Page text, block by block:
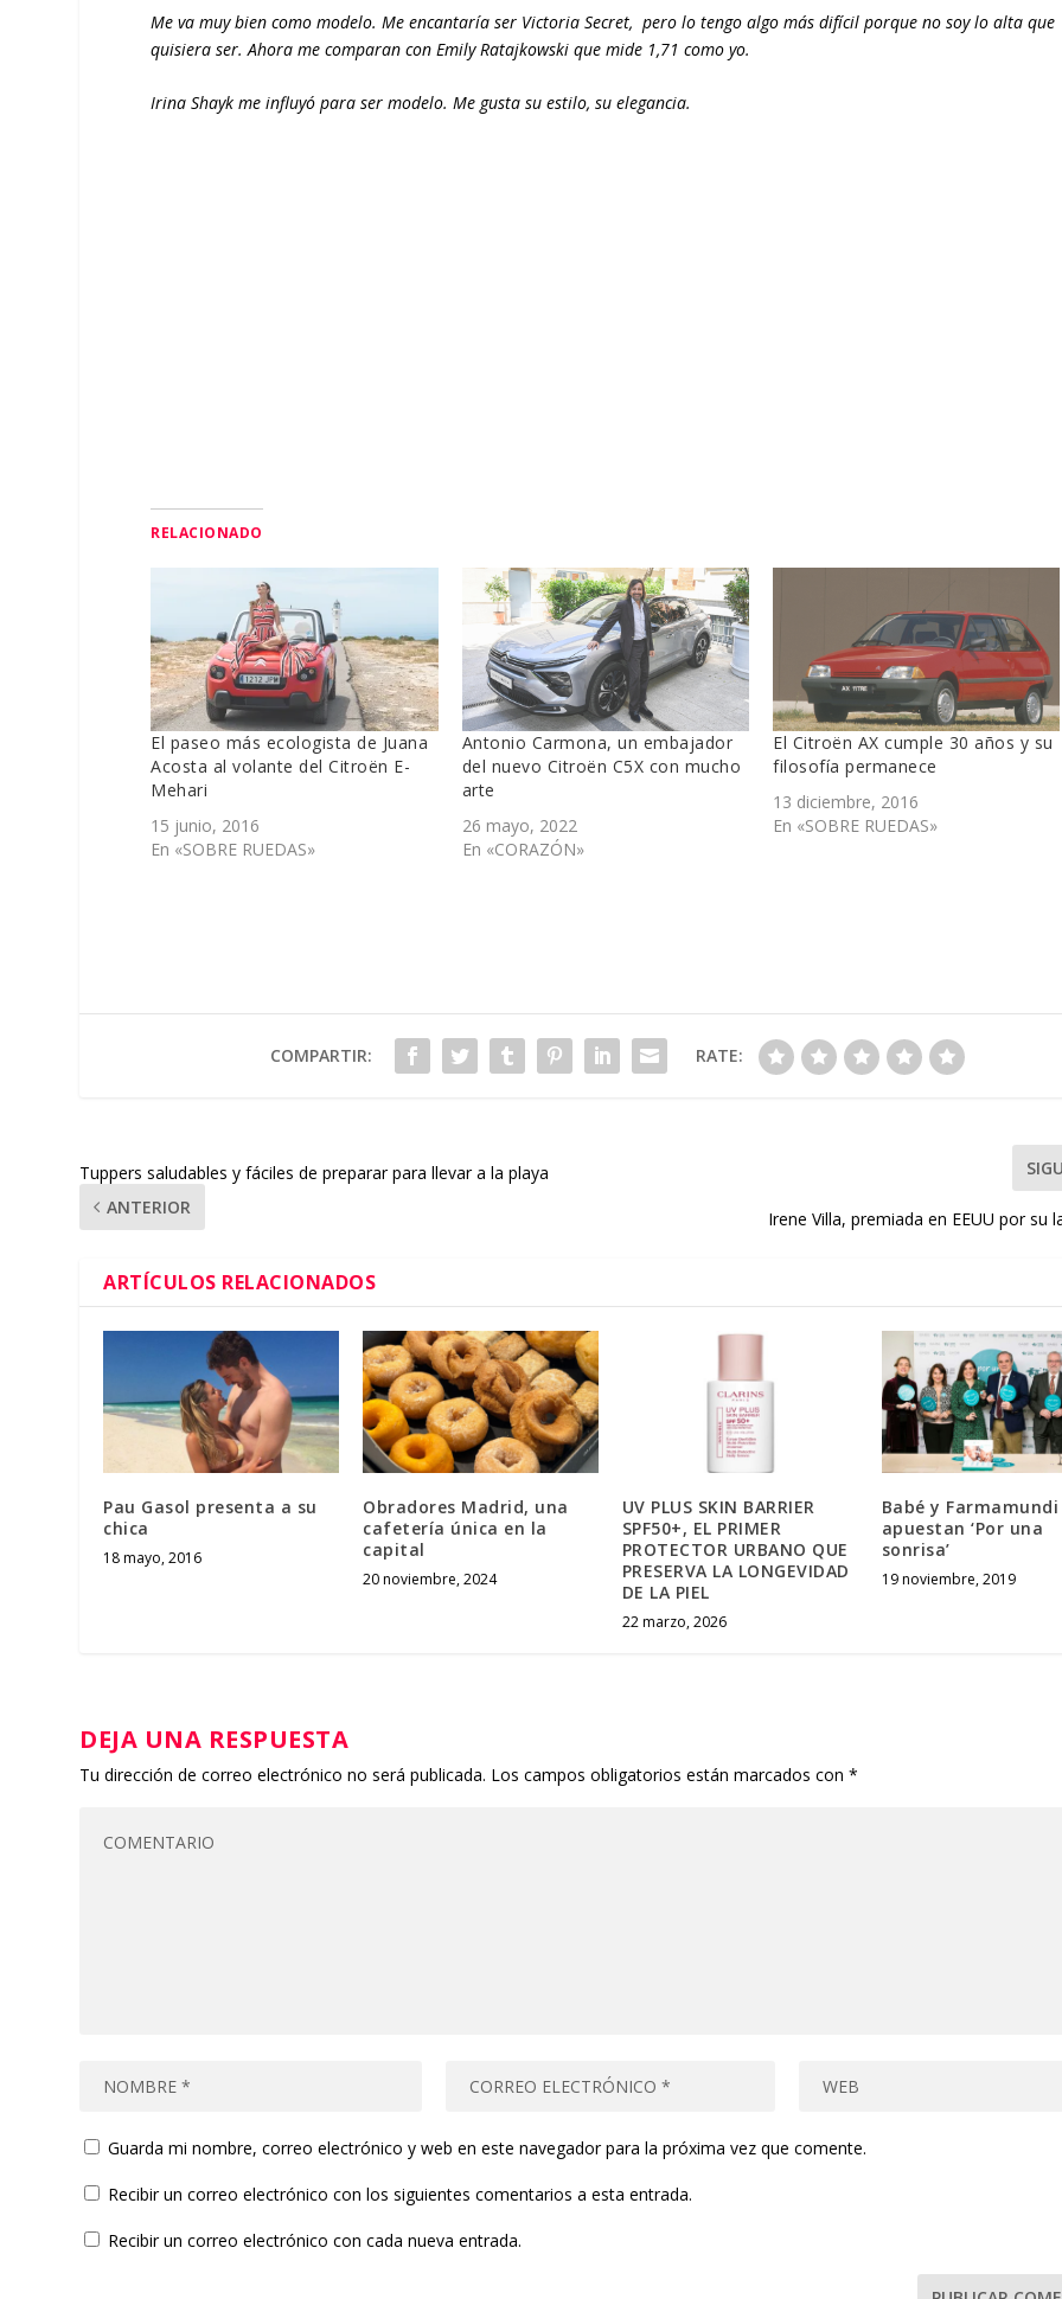
Me va muy bien como modelo. Me encantaría ser Victoria Secret, pero lo tengo algo más difícil porque no soy lo alta que
quisiera ser. Ahora me comparan con Emily Ratajkowski que mide 1,71 como yo.
Irina Shayk me influyó para ser modelo. Me gusta su estilo, su elegancia.
RELACIONADO
El paseo más ecologista de Juana
Acosta al volante del Citroën E-
Mehari
15 junio, 2016
En «SOBRE RUEDAS»
Antonio Carmona, un embajador
del nuevo Citroën C5X con mucho
arte
26 mayo, 2022
En «CORAZÓN»
El Citroën AX cumple 30 años y su
filosofía permanece
13 diciembre, 2016
En «SOBRE RUEDAS»
COMPARTIR: RATE:
Tuppers saludables y fáciles de preparar para llevar a la playa
ANTERIOR
Irene Villa, premiada en EEUU por su
ARTÍCULOS RELACIONADOS
Pau Gasol presenta a su
chica
18 mayo, 2016
Obradores Madrid, una
cafetería única en la
capital
20 noviembre, 2024
UV PLUS SKIN BARRIER
SPF50+, EL PRIMER
PROTECTOR URBANO QUE
PRESERVA LA LONGEVIDAD
DE LA PIEL
22 marzo, 2026
Babé y Farmamundi
apuestan ‘Por una
sonrisa’
19 noviembre, 2019
DEJA UNA RESPUESTA
Tu dirección de correo electrónico no será publicada. Los campos obligatorios están marcados con*
Guarda mi nombre, correo electrónico y web en este navegador para la próxima vez que comente.
Recibir un correo electrónico con los siguientes comentarios a esta entrada.
Recibir un correo electrónico con cada nueva entrada.